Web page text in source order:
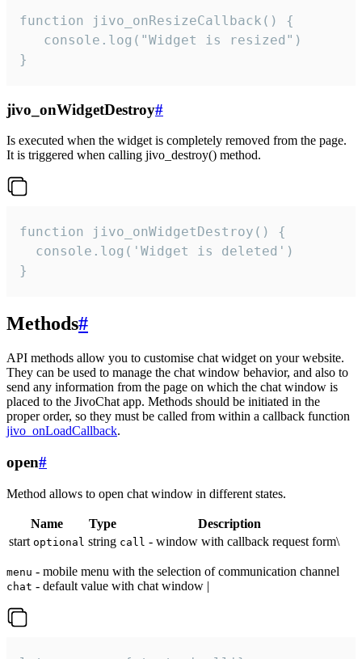
function jivo_onResizeCallback() {
   console.log("Widget is resized")
}
jivo_onWidgetDestroy#
Is executed when the widget is completely removed from the page.
It is triggered when calling jivo_destroy() method.
function jivo_onWidgetDestroy() {
  console.log('Widget is deleted')
}
Methods#
API methods allow you to customise chat widget on your website.
They can be used to manage the chat window behavior, and also to
send any information from the page on which the chat window is
placed to the JivoChat app. Methods should be initiated in the
proper order, so they must be called from within a callback function
jivo_onLoadCallback.
open#
Method allows to open chat window in different states.
Name Type
Description
start optional string call - window with callback request form\
menu - mobile menu with the selection of communication channel
chat - default value with chat window |